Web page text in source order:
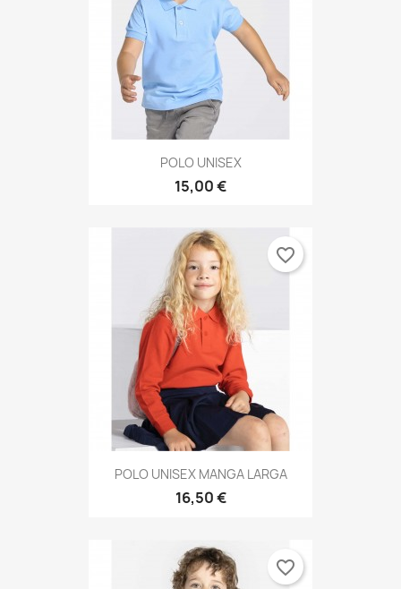
POLO UNISEX
15,00 €
POLO UNISEX MANGA LARGA
16,50 €
favorite_border
favorite_border